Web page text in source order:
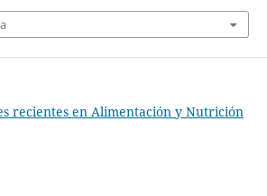
recientes en Alimentación y Nutrición